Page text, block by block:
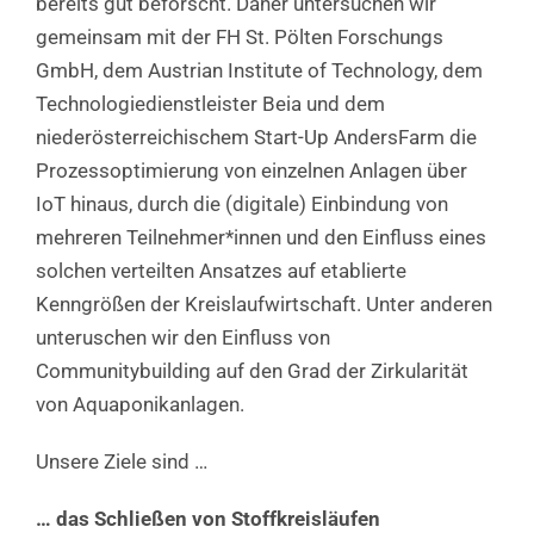
gemeinsam mit der FH St. Pölten Forschungs
GmbH, dem Austrian Institute of Technology, dem
Technologiedienstleister Beia und dem
niederösterreichischem Start-Up AndersFarm die
Prozessoptimierung von einzelnen Anlagen über
IoT hinaus, durch die (digitale) Einbindung von
mehreren Teilnehmer*innen und den Einfluss eines
solchen verteilten Ansatzes auf etablierte
Kenngrößen der Kreislaufwirtschaft. Unter anderen
unteruschen wir den Einfluss von
Communitybuilding auf den Grad der Zirkularität
von Aquaponikanlagen.
Unsere Ziele sind …
… das Schließen von Stoffkreisläufen